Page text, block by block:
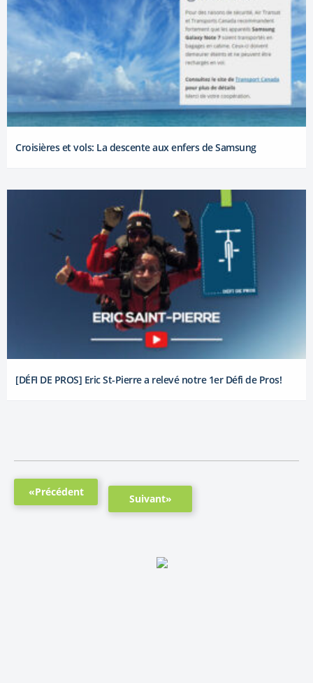
Croisières et vols: La descente aux enfers de Samsung
[DÉFI DE PROS] Eric St-Pierre a relevé notre 1er Défi de Pros!
«Précédent
Suivant»